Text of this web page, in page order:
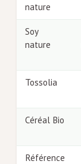
nature
Soy
nature
Tossolia
Céréal Bio
Référence